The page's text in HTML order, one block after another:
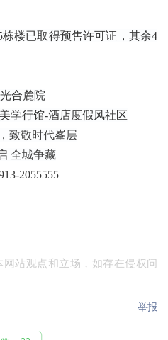
栋楼已取得预售许可证，其余4
合麓院
学行馆-酒店度假风社区
致敬时代峯层
全城争藏
2055555
站观点和立场，如存在侵权问
举报